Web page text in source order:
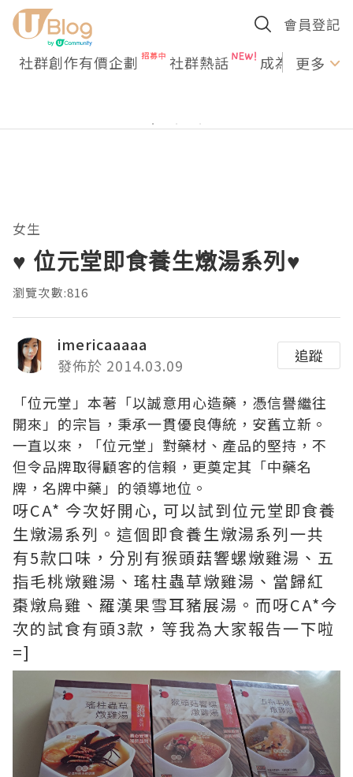
會員登記
社群創作有價企劃 社群熱話 成為U更多
女生
♥ 位元堂即食養生燉湯系列♥
瀏覽次數:816
imericaaaaa
發佈於 2014.03.09
追蹤
「位元堂」本著「以誠意用心造藥，憑信譽繼往
開來」的宗旨，秉承一貫優良傳統，安舊立新。
一直以來，「位元堂」對藥材、產品的堅持，不
但令品牌取得顧客的信賴，更奠定其「中藥名
牌，名牌中藥」的領導地位。
呀CA* 今次好開心, 可以試到位元堂即食養
生燉湯系列。這個即食養生燉湯系列一共
有5款口味，分別有猴頭菇響螺燉雞湯、五
指毛桃燉雞湯、瑤柱蟲草燉雞湯、當歸紅
棗燉烏雞、羅漢果雪耳豬展湯。而呀CA*今
次的試食有頭3款，等我為大家報告一下啦
=]